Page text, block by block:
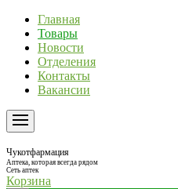
Главная
Товары
Новости
Отделения
Контакты
Вакансии
Чукотфармация
Аптека, которая всегда рядом
Сеть аптек
Корзина